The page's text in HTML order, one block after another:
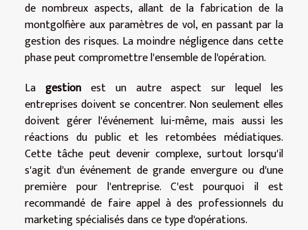
de nombreux aspects, allant de la fabrication de la
montgolfière aux paramètres de vol, en passant par la
gestion des risques. La moindre négligence dans cette
phase peut compromettre l'ensemble de l'opération.
La gestionest un autre aspect sur lequel les
entreprises doivent se concentrer. Non seulement elles
doivent gérer l'événement lui-même, mais aussi les
réactions du public et les retombées médiatiques.
Cette tâche peut devenir complexe, surtout lorsqu'il
s'agit d'un événement de grande envergure ou d'une
première pour l'entreprise. C'est pourquoi il est
recommandé de faire appel à des professionnels du
marketing spécialisés dans ce type d'opérations.